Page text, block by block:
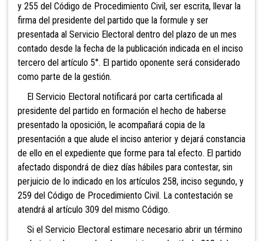
y 255 del Código de Procedimiento Civil, ser escrita, llevar la
firma del presidente del partido que la formule y ser
presentada al Servicio Electoral dentro del plazo de un mes
contado desde la fecha de la publicación indicada en el inciso
tercero del artículo 5°. El partido oponente será considerado
como parte de la gestión.
El Servicio Electoral notificará por carta certificada al
presidente del partido en formación el hecho de haberse
presentado la oposición, le acompañará copia de la
presentación a que alude el inciso anterior y dejará constancia
de ello en el expediente que forme para tal efecto. El partido
afectado dispondrá de diez días hábiles para contestar, sin
perjuicio de lo indicado en los artículos 258, inciso segundo, y
259 del Código de Procedimiento Civil. La contestación se
atendrá al artículo 309 del mismo Código.
Si el Servicio Electoral estimare necesario abrir un término